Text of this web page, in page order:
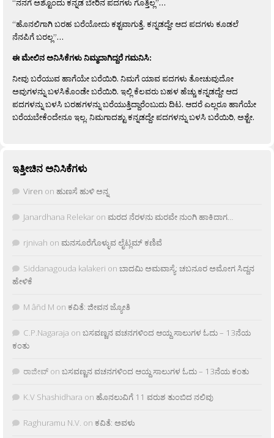
“ನನಗೆ ಅಶ್ಟೊಂದು ಕನ್ನಡ ಬೇರಿನ ಪದಗಳು ಗೊತ್ತಿಲ್ಲ”…
“ಹೊನಲಿಗಾಗಿ ಬರಹ ಬರೆಯೋದು ಕಶ್ಟವಾಗುತ್ತೆ. ಕನ್ನಡದ್ದೇ ಆದ ಪದಗಳು ಕೂಡಲೆ
ನೆನಪಿಗೆ ಬರಲ್ಲ”…
ಈ ಮೇಲಿನ ಅನಿಸಿಕೆಗಳು ನಿಮ್ಮದಾಗಿದ್ದರೆ ಗಮನಿಸಿ:
ನೀವು ಬರೆಯುವ ಹಾಗೆಯೇ ಬರೆಯಿರಿ. ನಿಮಗೆ ಯಾವ ಪದಗಳು ತೋಚುವುದೋ
ಅವುಗಳನ್ನು ಬಳಸಿಕೊಂಡೇ ಬರೆಯಿರಿ. ಇಲ್ಲಿ ಕೆಲವರು ಬಹಳ ಹೆಚ್ಚು ಕನ್ನಡದ್ದೇ ಆದ
ಪದಗಳನ್ನು ಬಳಸಿ ಬರಹಗಳನ್ನು ಬರೆಯುತ್ತಿದ್ದಾರೆಂಬುದು ದಿಟ. ಆದರೆ ಎಲ್ಲರೂ ಹಾಗೆಯೇ
ಬರೆಯಬೇಕೆಂದೇನೂ ಇಲ್ಲ. ನಿಮಗಾದಶ್ಟು ಕನ್ನಡದ್ದೇ ಪದಗಳನ್ನು ಬಳಸಿ ಬರೆಯಿರಿ, ಅಶ್ಟೇ.
ಇತ್ತೀಚಿನ ಅನಿಸಿಕೆಗಳು
Viren on ಹುಣಸೆ ಹುಳಿ ಅನ್ನ
Janardhana Relekar on ಮರದ ನೆರಳನು ಮರವೇ ನುಂಗಿ ಹಾಕಿದಾಗ…
rjnivah on ಮನಸೂರೆಗೊಳ್ಳುವ ಲೈಟ್ಲಮ್ ಕಣಿವೆ
Siddanagouda kalakeri on ಬಾದಮಿ ಅಮವಾಸ್ಯೆ: ಚಬನೂರ ಅಮೋಗ ಸಿದ್ದನ
ಹೇಳಿಕೆ
M âñd M on ಕವಿತೆ: ಜೀವನ ಜ್ಯೋತಿ
C.P.Nagaraja on ಬಸವಣ್ಣನ ವಚನಗಳಿಂದ ಆಯ್ದ ಸಾಲುಗಳ ಓದು – 13ನೆಯ
ಕಂತು
ರಾಜೀವ್ on ಬಸವಣ್ಣನ ವಚನಗಳಿಂದ ಆಯ್ದ ಸಾಲುಗಳ ಓದು – 13ನೆಯ ಕಂತು
K.V Shashidhara on ಹೊನಲುವಿಗೆ 11 ವರುಶ ತುಂಬಿದ ನಲಿವು
Raghuramu N.V. on ಕವಿತೆ: ಅವಳು